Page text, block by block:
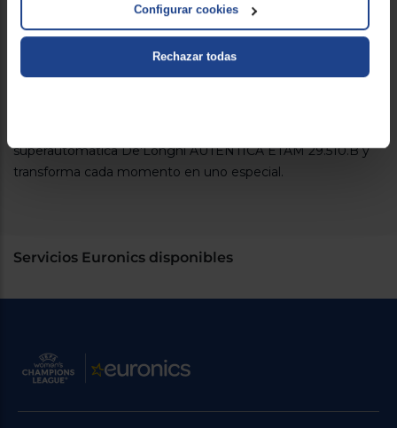
Configurar cookies
Rechazar todas
aceptando tanto café en grano como molido. Además, se
incluye una variedad de accesorios para mejorar tu experiencia:
cuchara dosificadora, cepillo de limpieza, producto de
descalcificación, tira de prueba de dureza del agua y un filtro
para tratamiento del agua.
superautomática De'Longhi AUTENTICA ETAM 29.510.B y
transforma cada momento en uno especial.
Servicios Euronics disponibles